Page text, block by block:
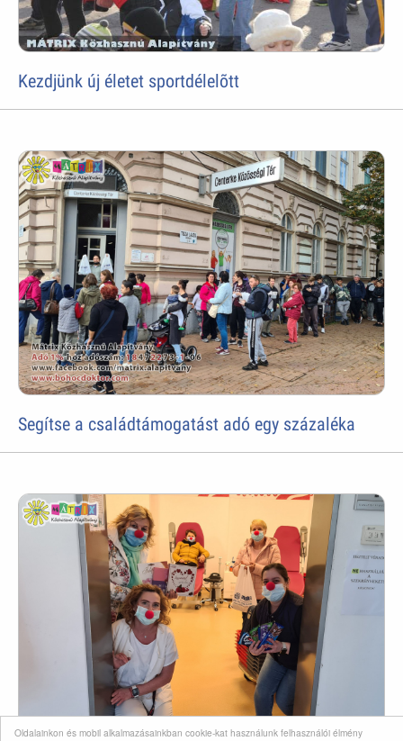
Oldalainkon és mobil alkalmazásainkban cookie-kat használunk felhasználói élmény
Kezdjünk új életet sportdélelõtt
Segítse a családtámogatást adó egy százaléka